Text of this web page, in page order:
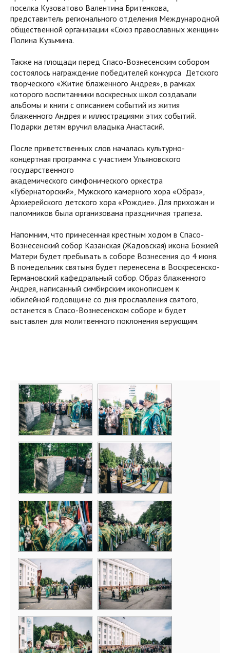
поселка Кузоватово Валентина Бритенкова,
представитель регионального отделения Международной
общественной организации «Союз православных женщин»
Полина Кузьмина.
Также на площади перед Спасо-Вознесенским собором
состоялось награждение победителей конкурса Детского
творческого «Житие блаженного Андрея», в рамках
которого воспитанники воскресных школ создавали
альбомы и книги с описанием событий из жития
блаженного Андрея и иллюстрациями этих событий.
Подарки детям вручил владыка Анастасий.
После приветственных слов началась культурно-
концертная программа с участием Ульяновского
государственного
академического симфонического оркестра
«Губернаторский», Мужского камерного хора «Образ»,
Архиерейского детского хора «Рождие». Для прихожан и
паломников была организована праздничная трапеза.
Напомним, что принесенная крестным ходом в Спасо-
Вознесенский собор Казанская (Жадовская) икона Божией
Матери будет пребывать в соборе Вознесения до 4 июня.
В понедельник святыня будет перенесена в Воскресенско-
Германовский кафедральный собор. Образ блаженного
Андрея, написанный симбирским иконописцем к
юбилейной годовщине со дня прославления святого,
останется в Спасо-Вознесенском соборе и будет
выставлен для молитвенного поклонения верующим.